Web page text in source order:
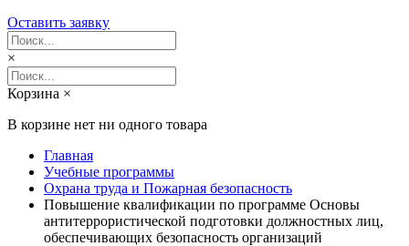
Оставить заявку
×
Корзина ×
В корзине нет ни одного товара
Главная
Учебные программы
Охрана труда и Пожарная безопасность
Повышение квалификации по программе Основы
антитеррористической подготовки должностных лиц,
обеспечивающих безопасность организаций